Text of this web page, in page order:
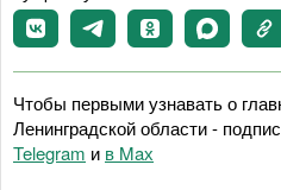
Чтобы первыми узнавать о
Ленинградской области -
Telegram и в Maх